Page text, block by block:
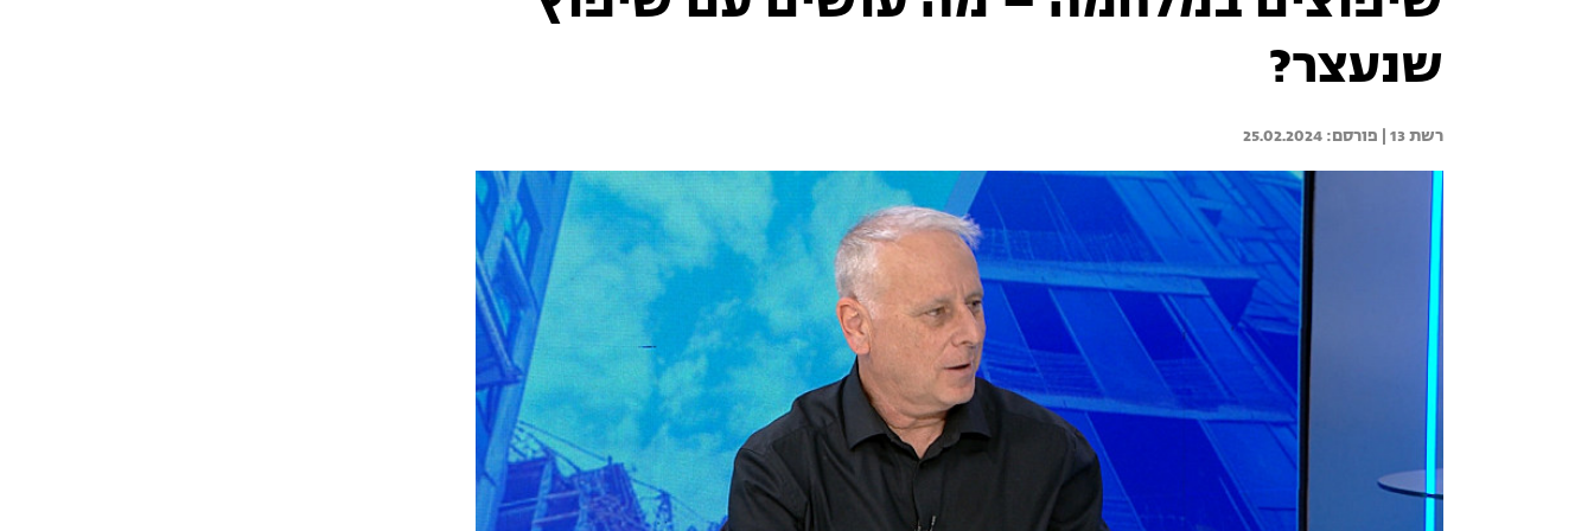
שנעצר?
רשת 13 | 25.02.2024